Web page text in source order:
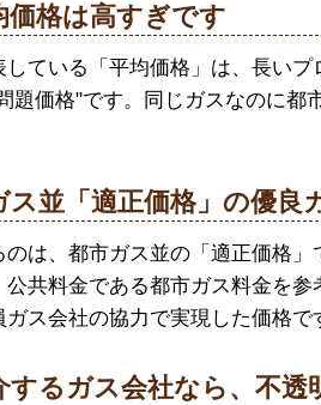
価格は高すぎです
ている「平均価格」は、長いプ
題価格"です。同じガスなのに都
ス並「適正価格」の優良
のは、都市ガス並の「適正価格
共料金である都市ガス料金を
ス会社の協力で実現した価格で
するガス会社なら、不